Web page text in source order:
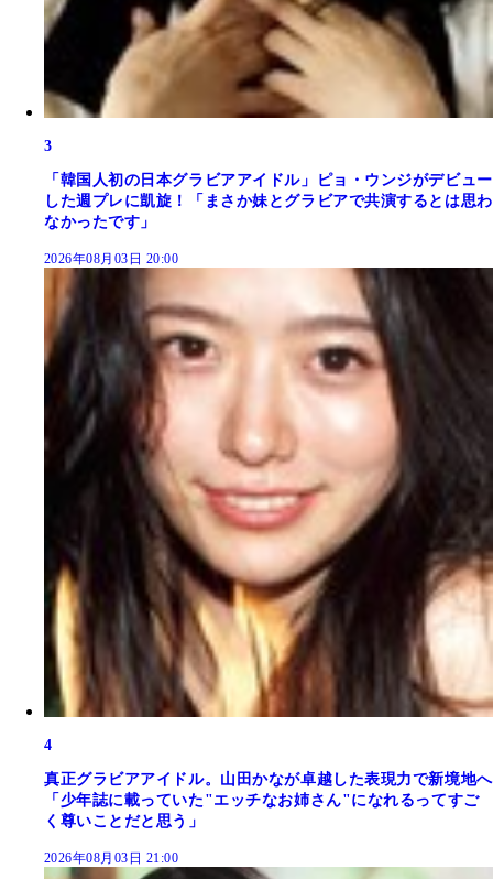
3
「韓国人初の日本グラビアアイドル」ピョ・ウンジがデビュー
した週プレに凱旋！「まさか妹とグラビアで共演するとは思わ
なかったです」
2026年08月03日 20:00
4
真正グラビアアイドル。山田かなが卓越した表現力で新境地へ
「少年誌に載っていた"エッチなお姉さん"になれるってすご
く尊いことだと思う」
2026年08月03日 21:00